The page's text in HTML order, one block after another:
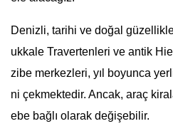
Denizli, tarihi ve doğal
ukkale Travertenleri ve antik
zibe merkezleri, yıl boyunca
ni çekmektedir. Ancak, araç
ebe bağlı olarak değişebilir.